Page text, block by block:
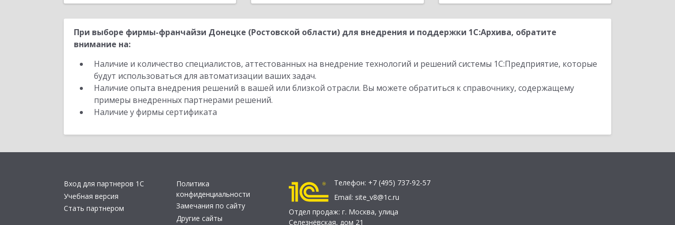
При выборе фирмы-франчайзи Донецке (Ростовской области) для внедрения и поддержки 1С:Архива, обратите
внимание на:
Наличие и количество специалистов, аттестованных на внедрение технологий и решений системы 1С:Предприятие, которые
будут использоваться для автоматизации ваших задач.
Наличие опыта внедрения решений в вашей или близкой отрасли. Вы можете обратиться к справочнику, содержащему
примеры внедренных партнерами решений.
Наличие у фирмы сертификата
Вход для партнеров 1С
Учебная версия
Стать партнером
Политика
конфиденциальности
Замечания по сайту
Другие сайты
Телефон: +7 (495) 737-92-57
Email: site_v8@1c.ru
Отдел продаж: г. Москва, улица
Селезнёвская, дом 21